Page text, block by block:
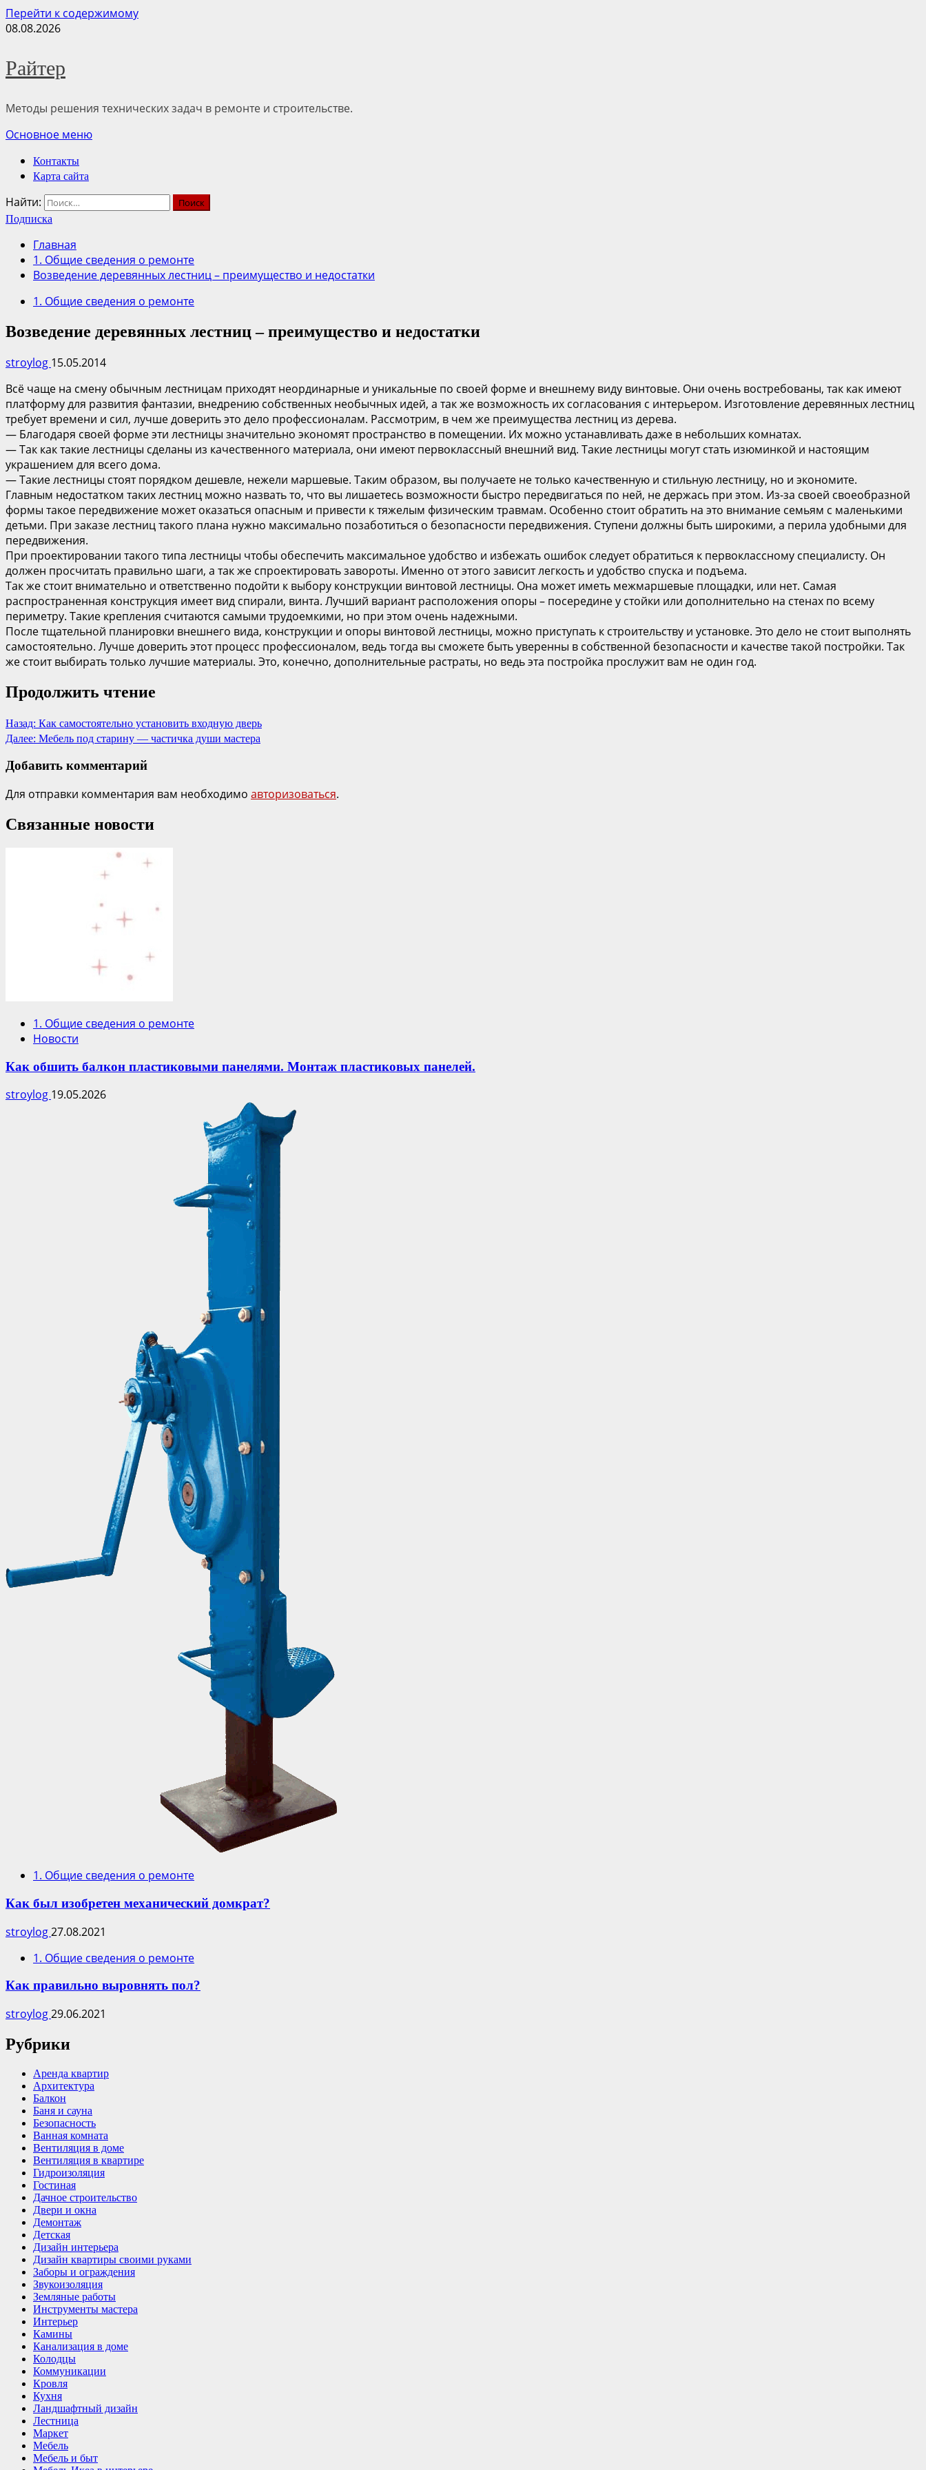
Перейти к содержимому
08.08.2026
Райтер
Методы решения технических задач в ремонте и строительстве.
Основное меню
Контакты
Карта сайта
Найти:
Подписка
Главная
1. Общие сведения о ремонте
Возведение деревянных лестниц – преимущество и недостатки
1. Общие сведения о ремонте
Возведение деревянных лестниц – преимущество и недостатки
stroylog 15.05.2014
Всё чаще на смену обычным лестницам приходят неординарные и уникальные по своей форме и внешнему виду винтовые. Они очень востребованы, так как имеют
платформу для развития фантазии, внедрению собственных необычных идей, а так же возможность их согласования с интерьером. Изготовление деревянных лестниц
требует времени и сил, лучше доверить это дело профессионалам. Рассмотрим, в чем же преимущества лестниц из дерева.
— Благодаря своей форме эти лестницы значительно экономят пространство в помещении. Их можно устанавливать даже в небольших комнатах.
— Так как такие лестницы сделаны из качественного материала, они имеют первоклассный внешний вид. Такие лестницы могут стать изюминкой и настоящим
украшением для всего дома.
— Такие лестницы стоят порядком дешевле, нежели маршевые. Таким образом, вы получаете не только качественную и стильную лестницу, но и экономите.
Главным недостатком таких лестниц можно назвать то, что вы лишаетесь возможности быстро передвигаться по ней, не держась при этом. Из-за своей своеобразной
формы такое передвижение может оказаться опасным и привести к тяжелым физическим травмам. Особенно стоит обратить на это внимание семьям с маленькими
детьми. При заказе лестниц такого плана нужно максимально позаботиться о безопасности передвижения. Ступени должны быть широкими, а перила удобными для
передвижения.
При проектировании такого типа лестницы чтобы обеспечить максимальное удобство и избежать ошибок следует обратиться к первоклассному специалисту. Он
должен просчитать правильно шаги, а так же спроектировать завороты. Именно от этого зависит легкость и удобство спуска и подъема.
Так же стоит внимательно и ответственно подойти к выбору конструкции винтовой лестницы. Она может иметь межмаршевые площадки, или нет. Самая
распространенная конструкция имеет вид спирали, винта. Лучший вариант расположения опоры – посередине у стойки или дополнительно на стенах по всему
периметру. Такие крепления считаются самыми трудоемкими, но при этом очень надежными.
После тщательной планировки внешнего вида, конструкции и опоры винтовой лестницы, можно приступать к строительству и установке. Это дело не стоит выполнять
самостоятельно. Лучше доверить этот процесс профессионалом, ведь тогда вы сможете быть уверенны в собственной безопасности и качестве такой постройки. Так
же стоит выбирать только лучшие материалы. Это, конечно, дополнительные растраты, но ведь эта постройка прослужит вам не один год.
Продолжить чтение
Назад: Как самостоятельно установить входную дверь
Далее: Мебель под старину — частичка души мастера
Добавить комментарий
Для отправки комментария вам необходимо авторизоваться.
Связанные новости
1. Общие сведения о ремонте
Новости
Как обшить балкон пластиковыми панелями. Монтаж пластиковых панелей.
stroylog 19.05.2026
1. Общие сведения о ремонте
Как был изобретен механический домкрат?
stroylog27.08.2021
1. Общие сведения о ремонте
Как правильно выровнять пол?
stroylog29.06.2021
Рубрики
Аренда квартир
Архитектура
Балкон
Баня и сауна
Безопасность
Ванная комната
Вентиляция в доме
Вентиляция в квартире
Гидроизоляция
Гостиная
Дачное строительство
Двери и окна
Демонтаж
Детская
Дизайн интерьера
Дизайн квартиры своими руками
Заборы и ограждения
Звукоизоляция
Земляные работы
Инструменты мастера
Интерьер
Камины
Канализация в доме
Колодцы
Коммуникации
Кровля
Кухня
Ландшафтный дизайн
Лестница
Маркет
Мебель
Мебель и быт